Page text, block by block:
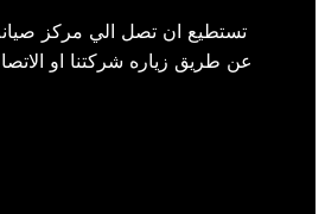
تستطيع ان تصل الي مركز
عن طريق زياره شركتنا او